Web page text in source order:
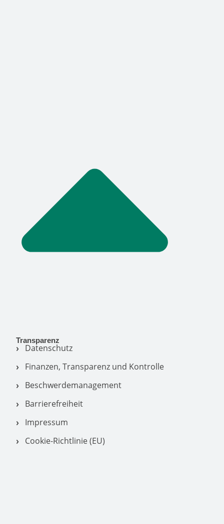
Transparenz
Datenschutz
Finanzen, Transparenz und Kontrolle
Beschwerdemanagement
Barrierefreiheit
Impressum
Cookie-Richtlinie (EU)